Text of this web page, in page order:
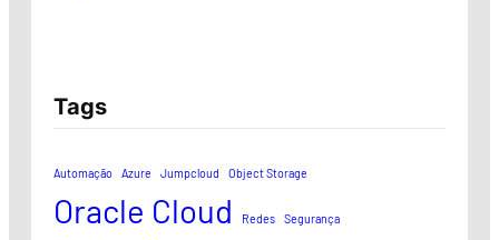
Tags
Automação Azure Jumpcloud Object Storage
Oracle Cloud Redes Segurança